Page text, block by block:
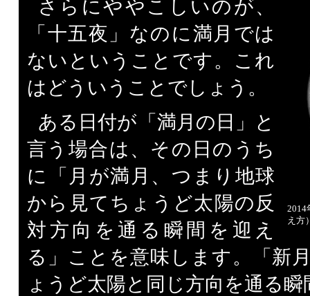
2014
え方
さらにややこしいのが、
「十五夜」なのに満月では
ないということです。これ
はどういうことでしょう。
ある日付が「満月の日」と
言う場合は、その日のうち
に「月が満月、つまり地球
から見てちょうど太陽の反
対方向を通る瞬間を迎え
る」ことを意味します。「新
ょうど太陽と同じ方向を通る